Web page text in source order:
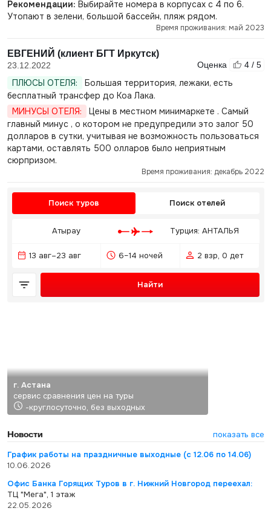
Рекомендации: Выбирайте номера в корпусах с 4 по 6.
Утопают в зелени, большой бассейн, пляж рядом.
Время проживания: май 2023
ЕВГЕНИЙ (клиент БГТ Иркутск)
23.12.2022 Оценка 4 / 5
ПЛЮСЫ ОТЕЛЯ:
Большая территория, лежаки, есть
бесплатный трансфер до Коа Лака.
МИНУСЫ ОТЕЛЯ:
Цены в местном минимаркете . Самый
главный минус , о котором не предупредили это залог 50
долларов в сутки, учитывая не возможность пользоваться
картами, оставлять 500 олларов было неприятным
сюрпризом.
Время проживания: декабрь 2022
Поиск туров Поиск отелей
Атырау Турция: АНТАЛЬЯ
13 авг–23 авг 6–14 ночей 2 взр, 0 дет
Найти
г. Астана
сервис сравнения цен на туры
-круглосуточно, без выходных
Новости
показать все
График работы на праздничные выходные (с 12.06 по 14.06)
10.06.2026
Офис Банка Горящих Туров в г. Нижний Новгород переехал:
ТЦ "Мега", 1 этаж
22.05.2026